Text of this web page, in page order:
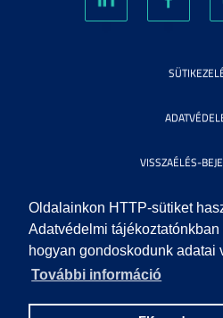
Oldalainkon HTTP-sütiket
Adatvédelmi tájékoztatónkban
hogyan gondoskodunk adatai
További információ
VISSZAÉLÉS-
KÖZÉRDEKŰ